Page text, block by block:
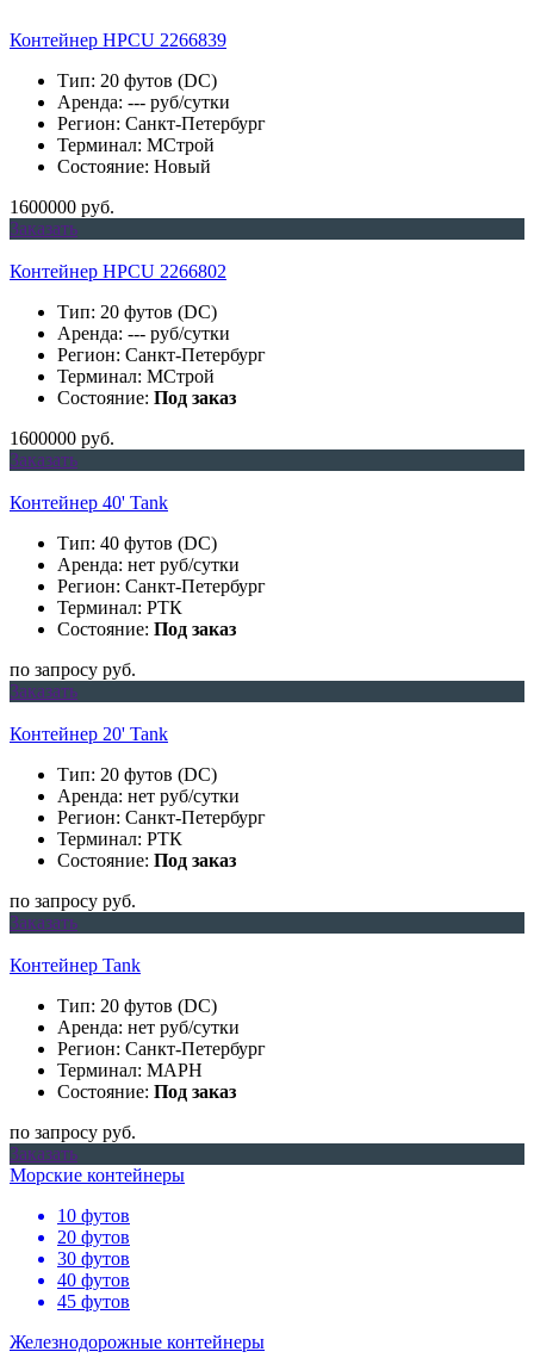
Контейнер HPCU 2266839
Тип: 20 футов (DC)
Аренда: --- руб/сутки
Регион: Санкт-Петербург
Терминал: МСтрой
Состояние: Новый
1600000 руб.
Заказать
Контейнер HPCU 2266802
Тип: 20 футов (DC)
Аренда: --- руб/сутки
Регион: Санкт-Петербург
Терминал: МСтрой
Состояние: Под заказ
1600000 руб.
Заказать
Контейнер 40' Tank
Тип: 40 футов (DC)
Аренда: нет руб/сутки
Регион: Санкт-Петербург
Терминал: РТК
Состояние: Под заказ
по запросу руб.
Заказать
Контейнер 20' Tank
Тип: 20 футов (DC)
Аренда: нет руб/сутки
Регион: Санкт-Петербург
Терминал: РТК
Состояние: Под заказ
по запросу руб.
Заказать
Контейнер Tank
Тип: 20 футов (DC)
Аренда: нет руб/сутки
Регион: Санкт-Петербург
Терминал: МАРН
Состояние: Под заказ
по запросу руб.
Заказать
Морские контейнеры
10 футов
20 футов
30 футов
40 футов
45 футов
Железнодорожные контейнеры